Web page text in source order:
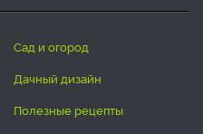
сад и огород
дачный дизайн
полезные рецепты